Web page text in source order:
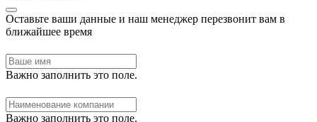
Оставьте ваши данные и наш менеджер перезвонит вам в
ближайшее время
Важно заполнить это поле.
Важно заполнить это поле.